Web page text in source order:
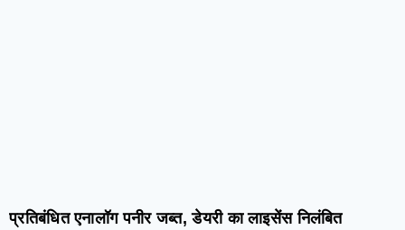
प्रतिबंधित एनालॉग पनीर जब्त, डेयरी का लाइसेंस निलंबित